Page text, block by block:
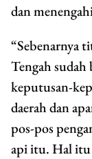
dan
“Sebenarnya
Tengah
keputusan-
daerah dan
pos-pos
api itu. Hal itu